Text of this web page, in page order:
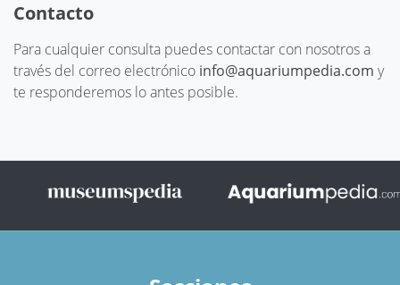
Contacto
Para cualquier consulta puedes contactar con nosotros a
través del correo electrónico info@aquariumpedia.com y
te responderemos lo antes posible.